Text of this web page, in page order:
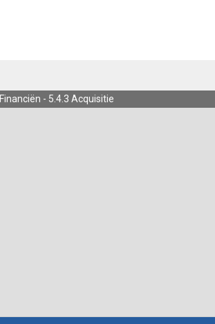
Financiën - 5.4.3 Acquisitie